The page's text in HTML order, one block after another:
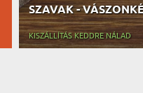
SZAVAK -
KISZÁLLÍTÁS KEDDRE NÁLAD